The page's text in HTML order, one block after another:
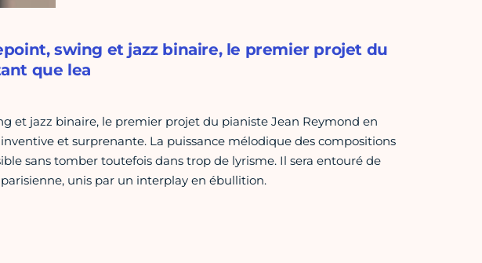
swing et jazz binaire, le premier projet du
que lea
et jazz binaire, le premier projet du pianiste Jean Reymond en
et surprenante. La puissance mélodique des compositions
sans tomber toutefois dans trop de lyrisme. Il sera entouré de
unis par un interplay en ébullition.